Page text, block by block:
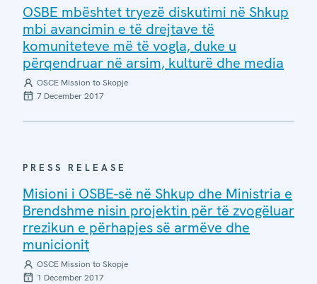
OSBE mbështet tryezë diskutimi në Shkup
mbi avancimin e të drejtave të
komuniteteve më të vogla, duke u
përqendruar në arsim, kulturë dhe media
OSCE Mission to Skopje
7 December 2017
PRESS RELEASE
Misioni i OSBE-së në Shkup dhe Ministria e
Brendshme nisin projektin për të zvogëluar
rrezikun e përhapjes së armëve dhe
municionit
OSCE Mission to Skopje
1 December 2017